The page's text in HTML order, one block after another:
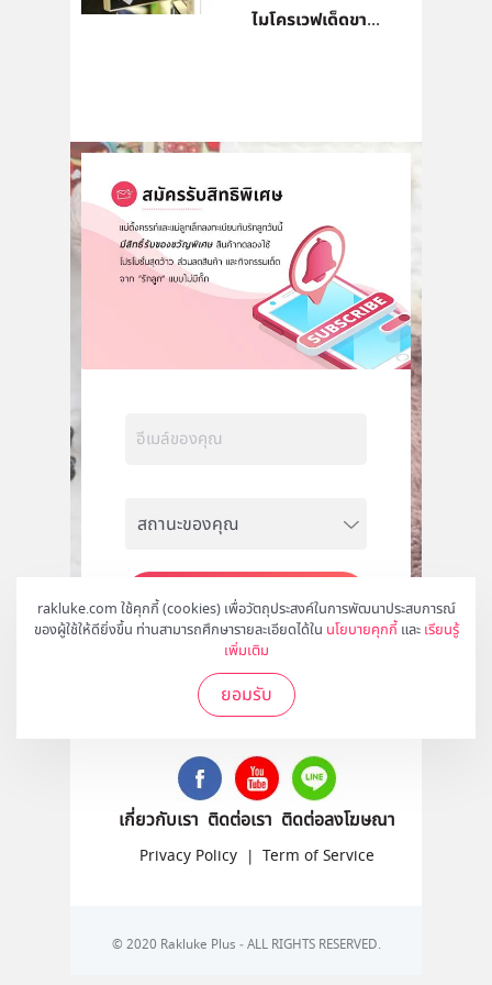
rakluke.com ใช้คุกกี้ (cookies) เพื่อวัตถุประสงค์ในการพัฒนาประสบการณ์
ของผู้ใช้ให้ดียิ่งขึ้น ท่านสามารถศึกษารายละเอียดได้ใน นโยบายคุกกี้ และ เรียนรู้
เพิ่มเติม
ยอมรับ
ไมโครเวฟเด็ดขา...
สมัคร
ติดตามเราได้ที่
เกี่ยวกับเรา ติดต่อเรา ติดต่อลงโฆษณา
Privacy Policy | Term of Service
© 2020 Rakluke Plus - ALL RIGHTS RESERVED.